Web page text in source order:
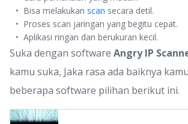
Bisa melakukanscan secara detil.
Proses scan jaringan yang begitu cepat.
Aplikasi ringan dan berukuran kecil.
Suka dengan software Angry IP
kamu suka, Jaka rasa ada baiknya
beberapa software pilihan berikut ini.